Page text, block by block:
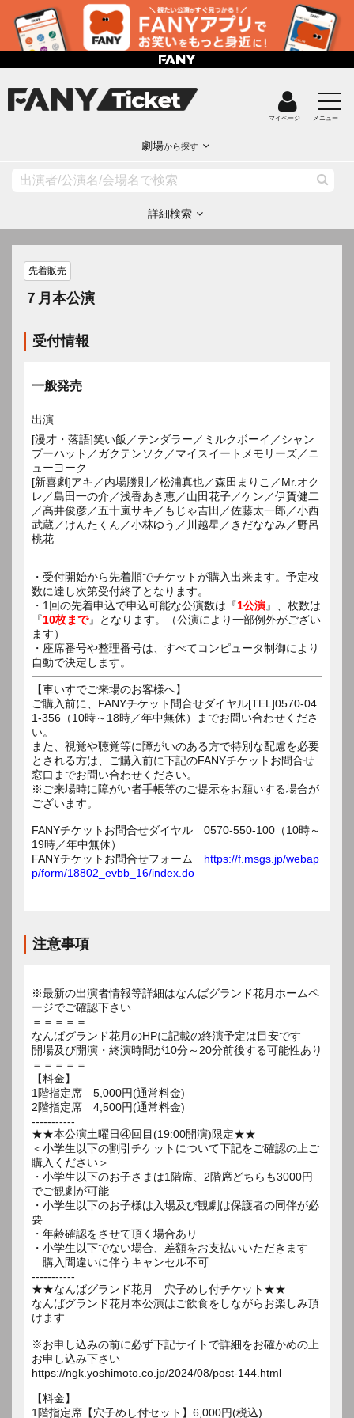
マイページ メニュー
劇場から探す
詳細検索
先着販売
７月本公演
受付情報
一般発売
出演
[漫才・落語]笑い飯／テンダラー／ミルクボーイ／シャン
プーハット／ガクテンソク／マイスイートメモリーズ／ニ
ューヨーク
[新喜劇]アキ／内場勝則／松浦真也／森田まりこ／Mr.オク
レ／島田一の介／浅香あき恵／山田花子／ケン／伊賀健二
／高井俊彦／五十嵐サキ／もじゃ吉田／佐藤太一郎／小西
武蔵／けんたくん／小林ゆう／川越星／きだななみ／野呂
桃花
・受付開始から先着順でチケットが購入出来ます。予定枚
数に達し次第受付終了となります。
・1回の先着申込で申込可能な公演数は『1公演』、枚数は
『10枚まで』となります。（公演により一部例外がござい
ます）
・座席番号や整理番号は、すべてコンピュータ制御により
自動で決定します。
【車いすでご来場のお客様へ】
ご購入前に、FANYチケット問合せダイヤル[TEL]0570-04
1-356（10時～18時／年中無休）までお問い合わせくださ
い。
また、視覚や聴覚等に障がいのある方で特別な配慮を必要
とされる方は、ご購入前に下記のFANYチケットお問合せ
窓口までお問い合わせください。
※ご来場時に障がい者手帳等のご提示をお願いする場合が
ございます。
FANYチケットお問合せダイヤル 0570-550-100（10時～
19時／年中無休）
FANYチケットお問合せフォーム https://f.msgs.jp/webap
p/form/18802_evbb_16/index.do
注意事項
※最新の出演者情報等詳細はなんばグランド花月ホームペ
ージでご確認下さい
＝＝＝＝＝
なんばグランド花月のHPに記載の終演予定は目安です
開場及び開演・終演時間が10分～20分前後する可能性あり
＝＝＝＝＝
【料金】
1階指定席 5,000円(通常料金)
2階指定席 4,500円(通常料金)
-----------
★★本公演土曜日④回目(19:00開演)限定★★
＜小学生以下の割引チケットについて下記をご確認の上ご
購入ください＞
・小学生以下のお子さまは1階席、2階席どちらも3000円
でご観劇が可能
・小学生以下のお子様は入場及び観劇は保護者の同伴が必
要
・年齢確認をさせて頂く場合あり
・小学生以下でない場合、差額をお支払いいただきます
購入間違いに伴うキャンセル不可
-----------
★★なんばグランド花月 穴子めし付チケット★★
なんばグランド花月本公演はご飲食をしながらお楽しみ頂
けます
※お申し込みの前に必ず下記サイトで詳細をお確かめの上
お申し込み下さい
https://ngk.yoshimoto.co.jp/2024/08/post-144.html
【料金】
1階指定席【穴子めし付セット】6,000円(税込)